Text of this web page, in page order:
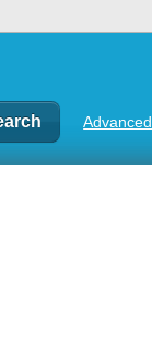
Advanced